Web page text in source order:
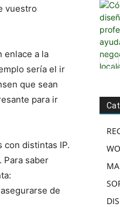
vuestro
enlace a la
sería el ir
que sean
para ir
con distintas IP.
Para saber
de